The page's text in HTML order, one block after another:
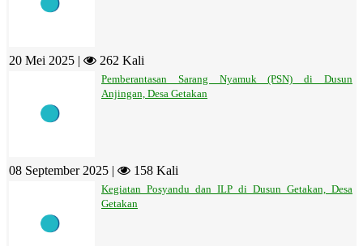
20 Mei 2025 | 262 Kali
Pemberantasan Sarang Nyamuk (PSN) di Dusun
Anjingan, Desa Getakan
08 September 2025 | 158 Kali
Kegiatan Posyandu dan ILP di Dusun Getakan, Desa
Getakan